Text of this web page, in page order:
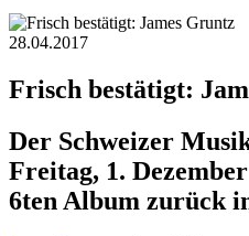
28.04.2017
Frisch bestätigt:
Der Schweizer
Freitag, 1.
6ten Album zurück